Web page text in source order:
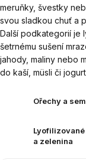
meruňky, švestky
svou sladkou chuť a
Další podkategorií je
šetrnému sušení
jahody, maliny nebo
do kaší, müsli či
Ořechy a
a zelenina